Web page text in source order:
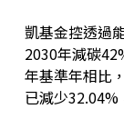
凱基金控透過
2030年減碳
年基準年相比
已減少32.04%